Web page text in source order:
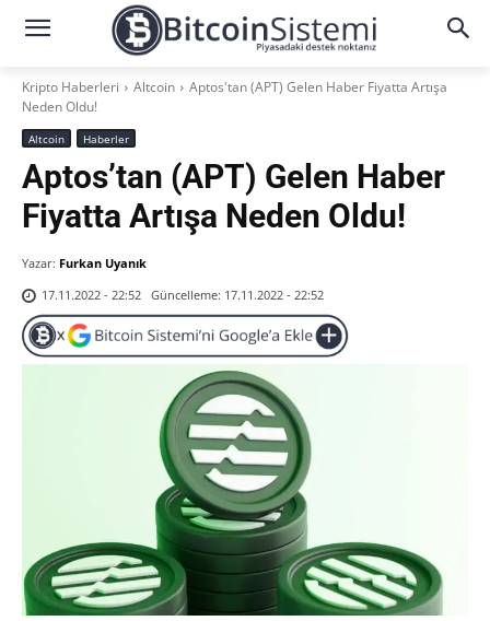
Kripto Haberleri Altcoin
Aptos'tan (APT) Gelen Haber Fiyatta Artışa
Neden Oldu!
Altcoin Haberler
Aptos’tan (APT) Gelen Haber
Fiyatta Artışa Neden Oldu!
Yazar: Furkan Uyanık
17.11.2022 - 22:52 Güncelleme: 17.11.2022 - 22:52